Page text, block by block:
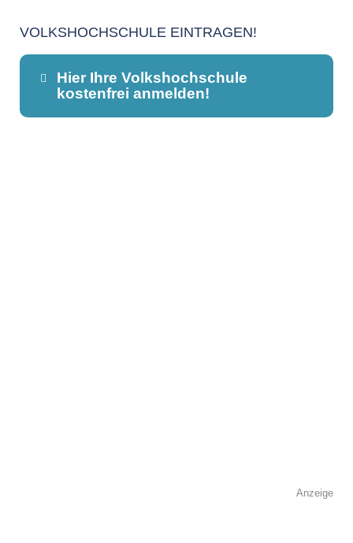
VOLKSHOCHSCHULE EINTRAGEN!
Hier Ihre Volkshochschule
kostenfrei anmelden!
Anzeige